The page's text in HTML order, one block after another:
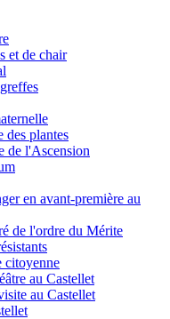
et de chair
des plantes
de l'Ascension
en avant-première au
de l'ordre du Mérite
citoyenne
au Castellet
au Castellet